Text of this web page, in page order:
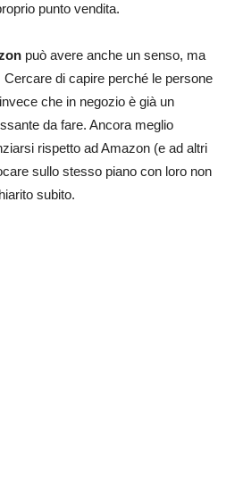
punto vendita.
può avere anche un senso, ma
di capire perché le persone
che in negozio è già un
da fare. Ancora meglio
rispetto ad Amazon (e ad altri
sullo stesso piano con loro non
subito.